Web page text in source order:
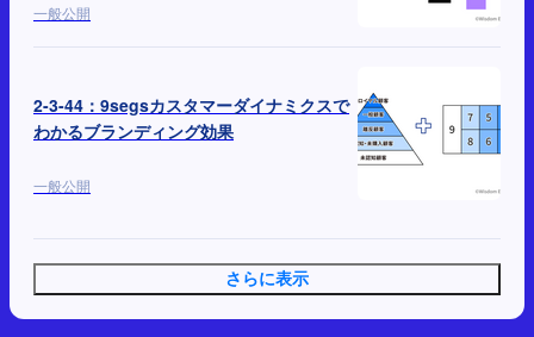
一般公開
2-3-44：9segsカスタマーダイナミクスで
わかるブランディング効果
一般公開
さらに表示